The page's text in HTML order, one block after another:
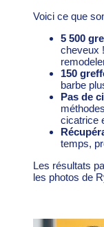
Voici ce que
5 500
cheveux
150
barbe
Pas de
cicatrice
temps,
Les résultats
les photos de